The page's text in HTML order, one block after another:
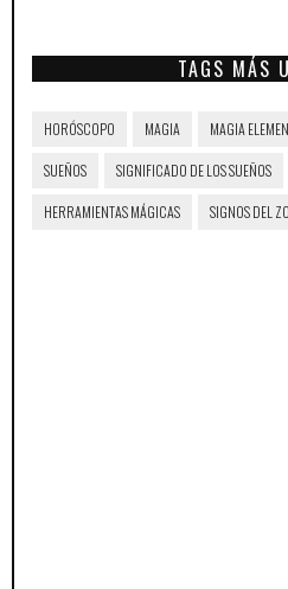
TAGS MÁS
HORÓSCOPO MAGIA MAGIA
SUEÑOS SIGNIFICADO DE LOS SUEÑOS
HERRAMIENTAS MÁGICAS SIGNOS DEL